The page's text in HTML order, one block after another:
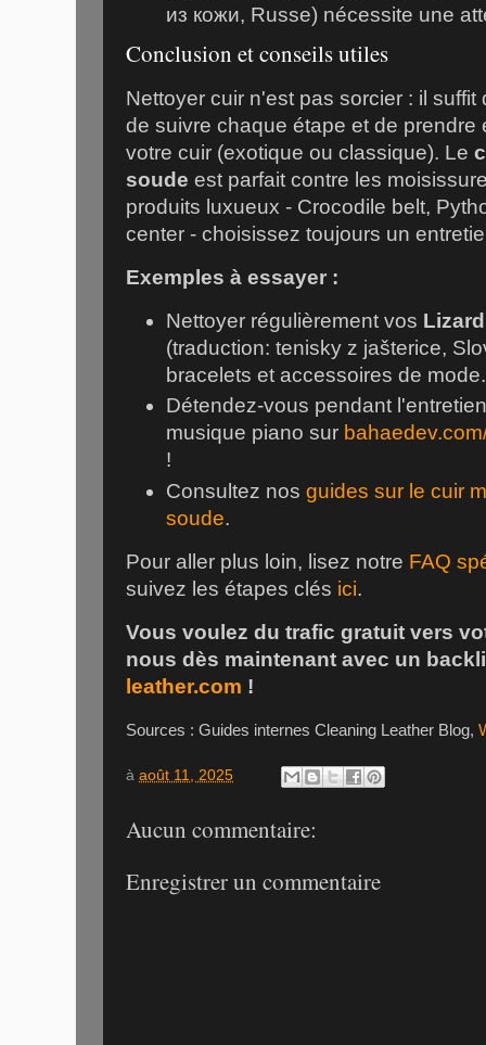
из кожи, Russe) nécessite une
Conclusion et conseils utiles
Nettoyer cuir n'est pas sorcier : il
de suivre chaque étape et de prendre
votre cuir (exotique ou classique). Le
soude est parfait contre les
produits luxueux - Crocodile belt,
center - choisissez toujours un
Exemples à essayer :
Nettoyer régulièrement vos
(traduction: tenisky z jašterice,
bracelets et accessoires de mode.
Détendez-vous pendant
musique piano sur
!
Consultez nosguides sur le cuir
soude.
Pour aller plus loin, lisez notre FAQ
suivez les étapes clés ici.
Vous voulez du trafic gratuit vers
nous dès maintenant avec un
leather.com !
Sources : Guides internes Cleaning Leather Blog,
à août 11, 2025
Aucun commentaire:
Enregistrer un commentaire